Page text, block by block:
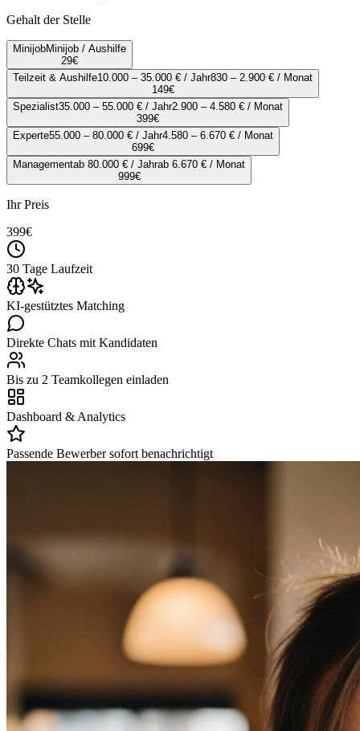
Gehalt der Stelle
MinijobMinijob / Aushilfe
29€
Teilzeit & Aushilfe10.000 – 35.000 € / Jahr830 – 2.900 € / Monat
149€
Spezialist35.000 – 55.000 € / Jahr2.900 – 4.580 € / Monat
399€
Experte55.000 – 80.000 € / Jahr4.580 – 6.670 € / Monat
699€
Managementab 80.000 € / Jahrab 6.670 € / Monat
999€
Ihr Preis
399€
30 Tage Laufzeit
KI-gestütztes Matching
Direkte Chats mit Kandidaten
Bis zu 2 Teamkollegen einladen
Dashboard & Analytics
Passende Bewerber sofort benachrichtigt